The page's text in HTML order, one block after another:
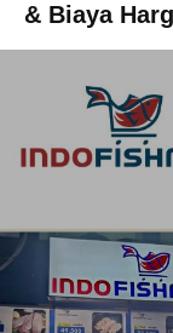
& Biaya